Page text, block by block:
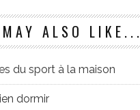
ALSO LIKE...
du sport à la maison
dormir